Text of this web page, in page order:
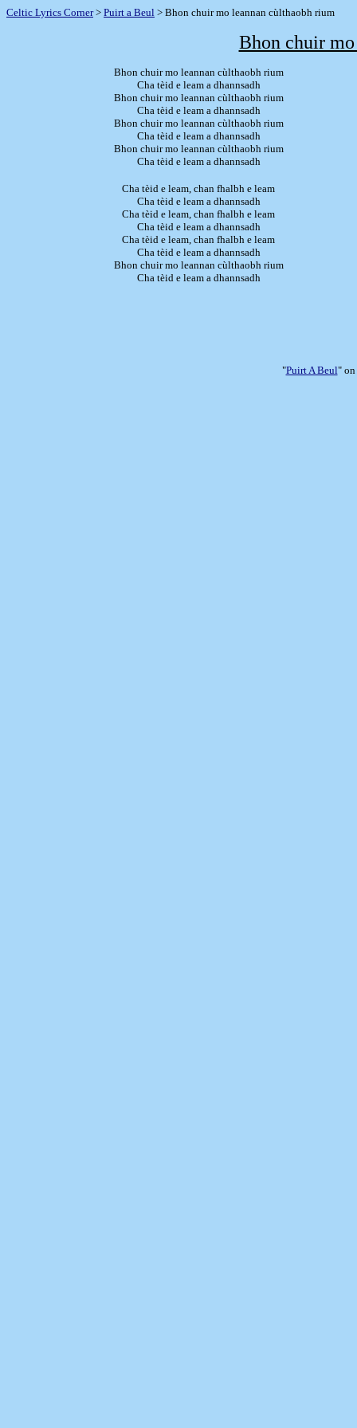
Celtic Lyrics Corner> Puirt a Beul > Bhon chuir mo leannan cùlthaobh rium
Bhon chuir
Bhon chuir mo leannan cùlthaobh rium
Cha tèid e leam a dhannsadh
Bhon chuir mo leannan cùlthaobh rium
Cha tèid e leam a dhannsadh
Bhon chuir mo leannan cùlthaobh rium
Cha tèid e leam a dhannsadh
Bhon chuir mo leannan cùlthaobh rium
Cha tèid e leam a dhannsadh
Cha tèid e leam, chan fhalbh e leam
Cha tèid e leam a dhannsadh
Cha tèid e leam, chan fhalbh e leam
Cha tèid e leam a dhannsadh
Cha tèid e leam, chan fhalbh e leam
Cha tèid e leam a dhannsadh
Bhon chuir mo leannan cùlthaobh rium
Cha tèid e leam a dhannsadh
"Puirt A Beul" on